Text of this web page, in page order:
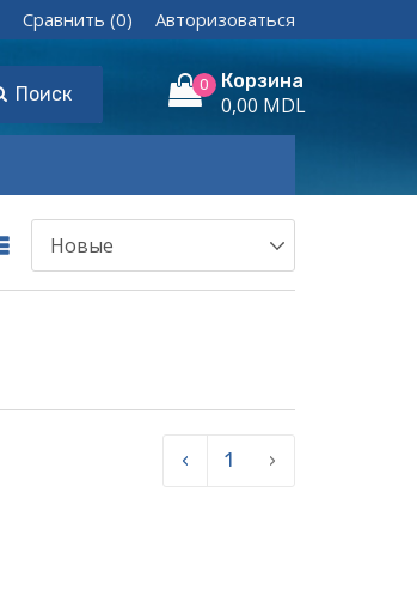
Сравнить (0) Авторизоваться
0 Корзина
0,00 MDL
Поиск
‹ 1 ›